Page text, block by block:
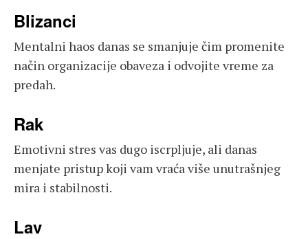
Blizanci
Mentalni haos danas se smanjuje čim promenite
način organizacije obaveza i odvojite vreme za
predah.
Rak
Emotivni stres vas dugo iscrpljuje, ali danas
menjate pristup koji vam vraća više unutrašnjeg
mira i stabilnosti.
Lav